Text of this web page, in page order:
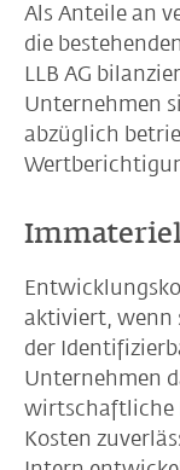
Als Anteile an
die
LLB AG
Unternehmen
abzüglich
aktiviert, wenn
der
Unternehmen
wirtschaftliche
Kosten